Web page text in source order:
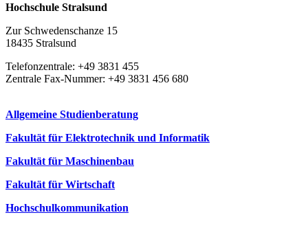
Hochschule Stralsund
Zur Schwedenschanze 15
18435 Stralsund
Telefonzentrale: +49 3831 455
Zentrale Fax-Nummer: +49 3831 456 680
Allgemeine Studienberatung
Fakultät für Elektrotechnik und Informatik
Fakultät für Maschinenbau
Fakultät für Wirtschaft
Hochschulkommunikation